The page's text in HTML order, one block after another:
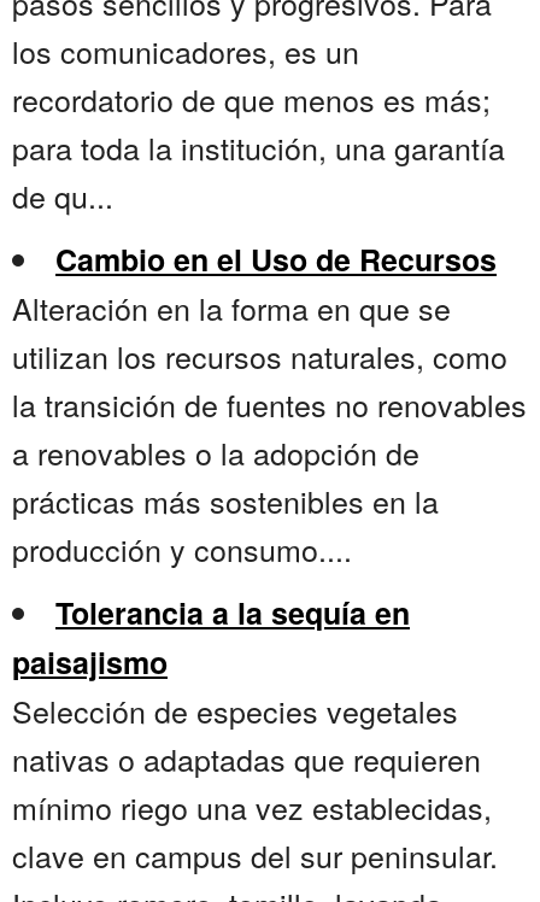
los comunicadores, es un
recordatorio de que menos es más;
para toda la institución, una garantía
de qu...
Cambio en el Uso de Recursos
Alteración en la forma en que se
utilizan los recursos naturales, como
la transición de fuentes no renovables
a renovables o la adopción de
prácticas más sostenibles en la
producción y consumo....
Tolerancia a la sequía en
paisajismo
Selección de especies vegetales
nativas o adaptadas que requieren
mínimo riego una vez establecidas,
clave en campus del sur peninsular.